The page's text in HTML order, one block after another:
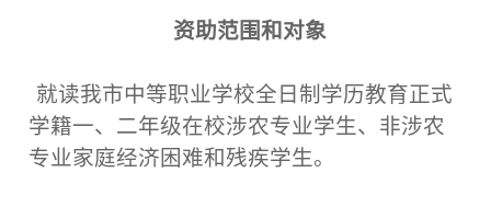
资助范围和对象
就读我市中等职业学校全日制学历教育正式
学籍一、二年级在校涉农专业学生、非涉农
专业家庭经济困难和残疾学生。